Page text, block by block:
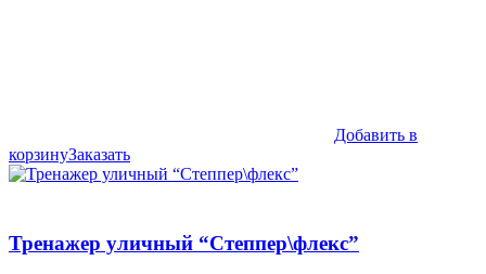
Добавить в
корзинуЗаказать
Тренажер уличный “Степпер\флекс”